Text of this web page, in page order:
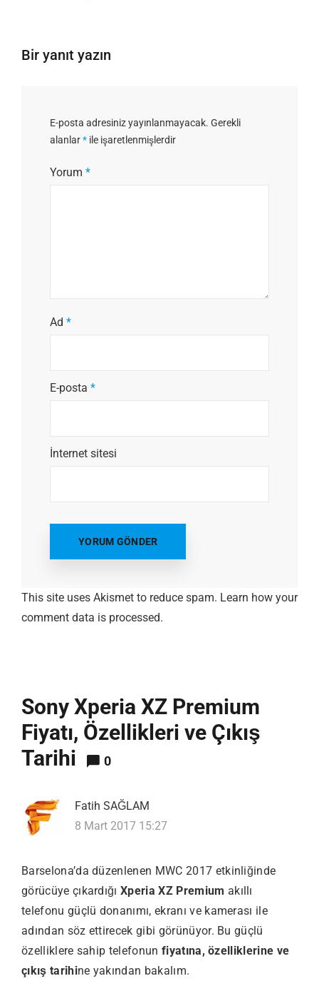
Bir yanıt yazın
E-posta adresiniz yayınlanmayacak. Gerekli
alanlar* ile işaretlenmişlerdir
Yorum *
Ad *
E-posta *
İnternet sitesi
This site uses Akismet to reduce spam. Learn how your
comment data is processed.
Sony Xperia XZ Premium
Fiyatı, Özellikleri ve Çıkış
Tarihi
0
Fatih SAĞLAM
8 Mart 2017 15:27
Barselona’da düzenlenen MWC 2017 etkinliğinde
görücüye çıkardığıXperia XZ Premium akıllı
telefonu güçlü donanımı, ekranı ve kamerası ile
adından söz ettirecek gibi görünüyor. Bu güçlü
özelliklere sahip telefonun fiyatına, özelliklerine ve
çıkış tarihine yakından bakalım.